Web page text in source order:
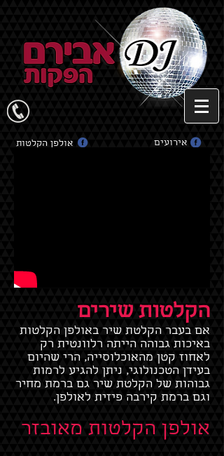
אולפן הקלטות אירועים
הקלטות שירים
אם בעבר הקלטת שיר באולפן הקלטות
באיכות גבוהה הייתה רלוונטית רק
לאחוז קטן מהאוכלוסייה, הרי שהיום
בעידן הטכנולוגי, ניתן להגיע לרמות
גבוהות של הקלטת שיר גם ברמת מחיר
וגם ברמת קירבה פיזית לאולפן.
אולפן הקלטות מאובזר